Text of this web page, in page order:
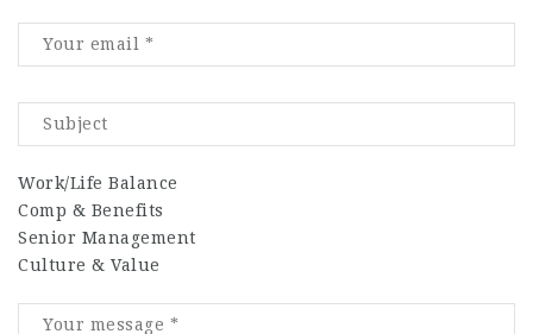
Work/Life Balance
Comp & Benefits
Senior Management
Culture & Value